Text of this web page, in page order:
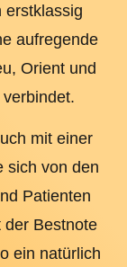
erstklassig
aufregende
Orient und
mit einer
sich von den
Patienten
der Bestnote
ein natürlich